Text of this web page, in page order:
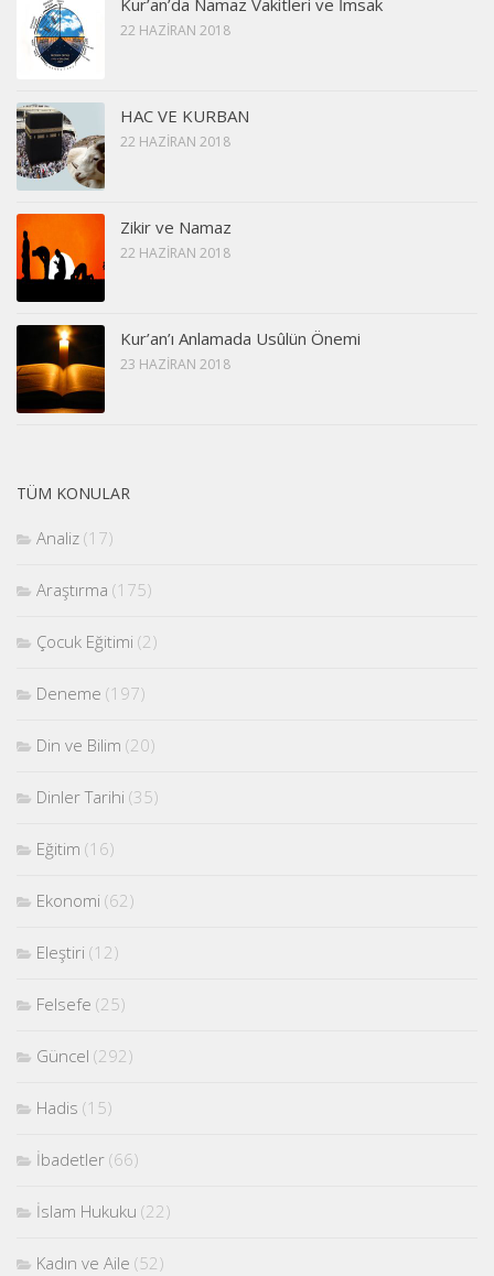
22 HAZIRAN 2018
HAC VE KURBAN
22 HAZIRAN 2018
Zikir ve Namaz
22 HAZIRAN 2018
Kur’an’ı Anlamada Usûlün Önemi
23 HAZIRAN 2018
TÜM KONULAR
Analiz (17)
Araştırma (175)
Çocuk Eğitimi (2)
Deneme (197)
Din ve Bilim (20)
Dinler Tarihi (35)
Eğitim (16)
Ekonomi (62)
Eleştiri (12)
Felsefe (25)
Güncel (292)
Hadis (15)
İbadetler (66)
İslam Hukuku (22)
Kadın ve Aile (52)